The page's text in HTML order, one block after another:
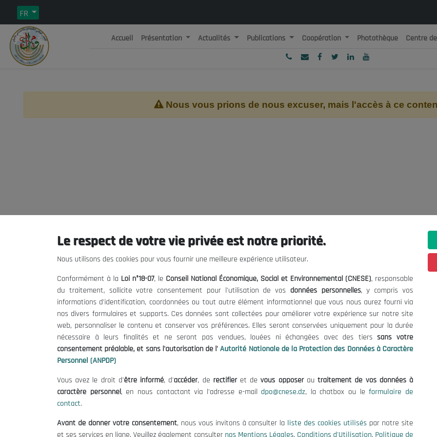
FR
République Algérienne Démocratique et Populaire
Accueil Présentation Actualités Publications Coopération Photothèque Centre
Nous vous prions de nous excuser, mais l'accès à ce
Le CNESE
Le président
Organisation
Publications
Informations utiles
Mentions Légales
Conditions d'Utilisation
Politique de Protection des Données
Politique des Cookies
contact@cnese.dz
Suggestions ou Initiatives ?
Newsletter
Inscrivez-vous, soyez le premier à
nos dernières nouvelles.
Suivez-Nous!
© 2026 Conseil National Économique, Social et Environnemental
Le respect de votre vie privée est notre priorité.
Nous utilisons des cookies pour vous fournir une meilleure expérience utilisateur.
Conformément à la Loi n°18-07, le Conseil National Économique, Social et Environnemental (CNESE), responsable
du traitement, sollicite votre consentement pour l'utilisation de vos données personnelles, y compris vos
informations d'identification, coordonnées ou tout autre élément informationnel que vous nous aurez fourni via
nos divers formulaires et supports. Ces données sont collectées pour améliorer votre expérience sur notre site
web, personnaliser le contenu et conserver vos préférences. Elles seront conservées uniquement pour la durée
nécessaire à leurs finalités et ne seront pas vendues, louées ni échangées avec des tierssans votre
consentement préalable, et sans l'autorisation de l' Autorité Nationale de la Protection des Données à Caractère
Personnel (ANPDP)
Vous avez le droit d'être informé, d'accéder, de rectifieret devous opposerautraitement de vos données à
caractère personnel, en nous contactant via l'adresse e-mail dpo@cnese.dz, la chatbox ou leformulaire de
contact.
Avant de donner votre consentement, nous vous invitons à consulter la liste des cookies utilisés par notre site
et ses services en ligne. Veuillez également consulter nos Mentions Légales, Conditions d'Utilisation, Politique de